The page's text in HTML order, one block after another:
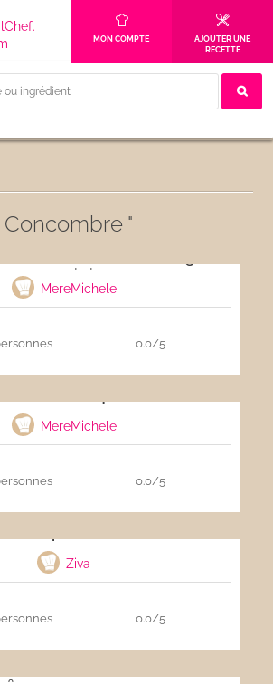
MON COMPTE
AJOUTER UNE
RECETTE
"
MereMichele
0.0/5
MereMichele
0.0/5
Ziva
0.0/5